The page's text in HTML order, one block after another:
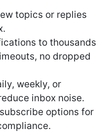
topics or replies
to thousands
no dropped
weekly, or
inbox noise.
options for